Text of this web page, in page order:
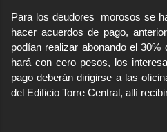
Para los deudores
morosos se
hacer acuerdos de pago,
podían realizar abonando el
hará con cero pesos, los
pago deberán dirigirse a las
del Edificio Torre Central, allí